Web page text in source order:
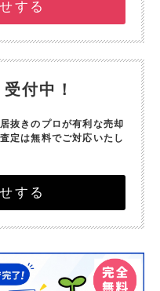
する
付中！
居抜きのプロが有利な売却
定は無料でご対応いたし
する